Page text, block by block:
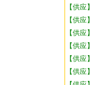
【供应】
【供应】
【供应】
【供应】
【供应】
【供应】